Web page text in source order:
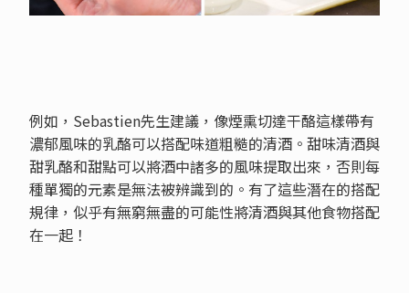
例如，Sebastien先生建議，像煙熏切達干酪這樣帶有
濃郁風味的乳酪可以搭配味道粗糙的清酒。甜味清酒與
甜乳酪和甜點可以將酒中諸多的風味提取出來，否則每
種單獨的元素是無法被辨識到的。有了這些潛在的搭配
規律，似乎有無窮無盡的可能性將清酒與其他食物搭配
在一起！